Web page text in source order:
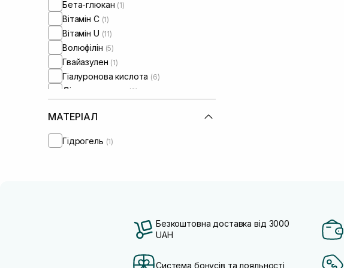
Бета-глюкан (1)
Вітамін C (1)
Вітамін U (11)
Волюфілін (5)
Гвайазулен (1)
Гіалуронова кислота (6)
Діоксид титану (2)
Екстракт центелли азіатської
Ніацинамід (5)
МАТЕРІАЛ
Гідрогель (1)
Безкоштовна доставка від 3000
UAH
Система бонусів та лояльності